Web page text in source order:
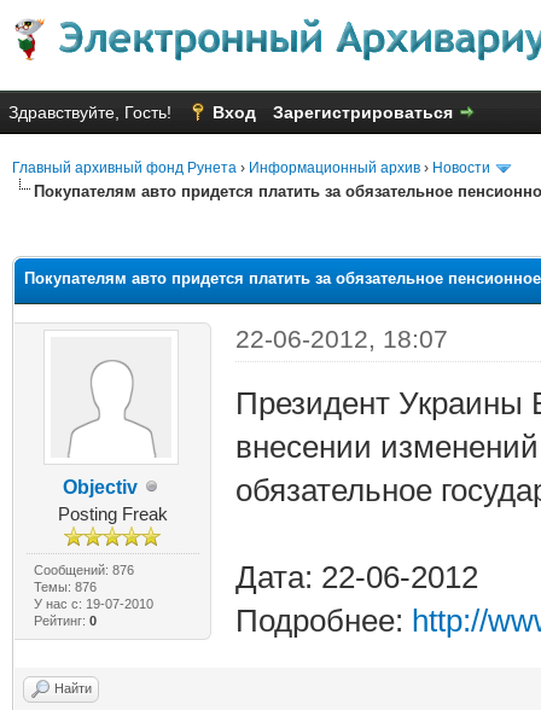
Здравствуйте, Гость! Вход Зарегистрироваться
Главный архивный фонд Рунета › Информационный архив › Новости
Покупателям авто придется платить за обязательное
Покупателям авто придется платить за обязательное
Objectiv
Posting Freak
Сообщений: 876
Темы: 876
У нас с: 19-07-2010
Рейтинг: 0
22-06-2012, 18:07
Президент Украины
внесении
обязательное
Дата: 22-06-2012
Подробнее: http://
Найти